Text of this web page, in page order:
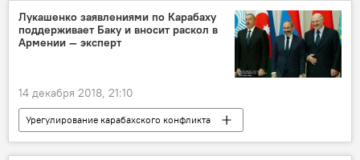
теракт
Лукашенко заявлениями по Карабаху
поддерживает Баку и вносит раскол в
Армении — эксперт
14 декабря 2018, 21:10
Урегулирование карабахского конфликта
Политика
Армения
В мире